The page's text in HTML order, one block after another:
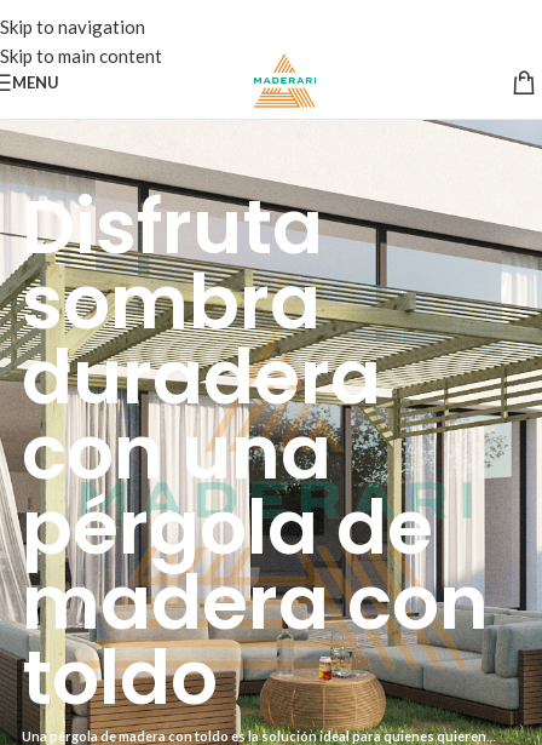
Skip to navigation
Skip to main content
MENU
Disfruta
sombra
duradera
con una
pérgola de
madera con
toldo
Una pérgola de madera con toldo es la solución ideal para quienes quieren